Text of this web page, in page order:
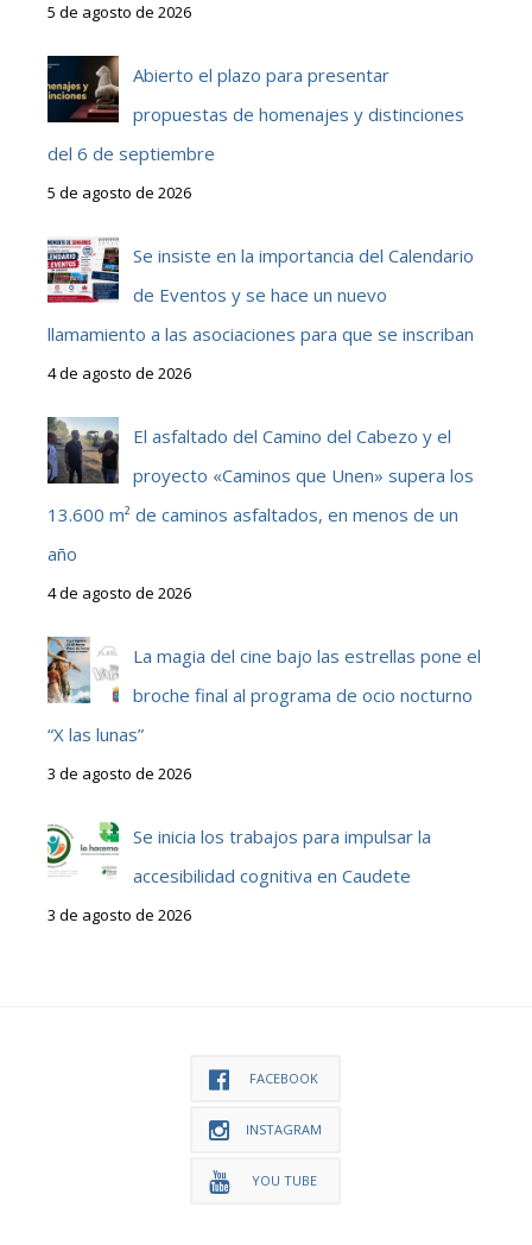
5 de agosto de 2026
Abierto el plazo para presentar
propuestas de homenajes y distinciones
del 6 de septiembre
5 de agosto de 2026
Se insiste en la importancia del Calendario
de Eventos y se hace un nuevo
llamamiento a las asociaciones para que se inscriban
4 de agosto de 2026
El asfaltado del Camino del Cabezo y el
proyecto «Caminos que Unen» supera los
13.600 m² de caminos asfaltados, en menos de un
año
4 de agosto de 2026
La magia del cine bajo las estrellas pone el
broche final al programa de ocio nocturno
“X las lunas”
3 de agosto de 2026
Se inicia los trabajos para impulsar la
accesibilidad cognitiva en Caudete
3 de agosto de 2026
FACEBOOK
INSTAGRAM
YOU TUBE